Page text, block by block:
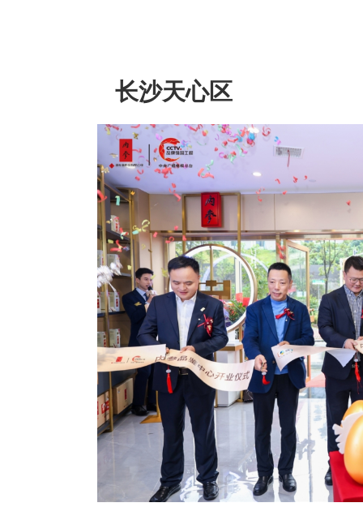
长沙天心区